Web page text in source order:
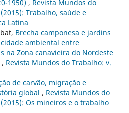
1950) , Revista Mundos do
Trabalho, saúde e
Latina
Brecha camponesa e jardins
ambiental entre
na Zona canavieira do Nordeste
, Revista Mundos do Trabalho: v.
de carvão, migração e
global , Revista Mundos do
Os mineiros e o trabalho